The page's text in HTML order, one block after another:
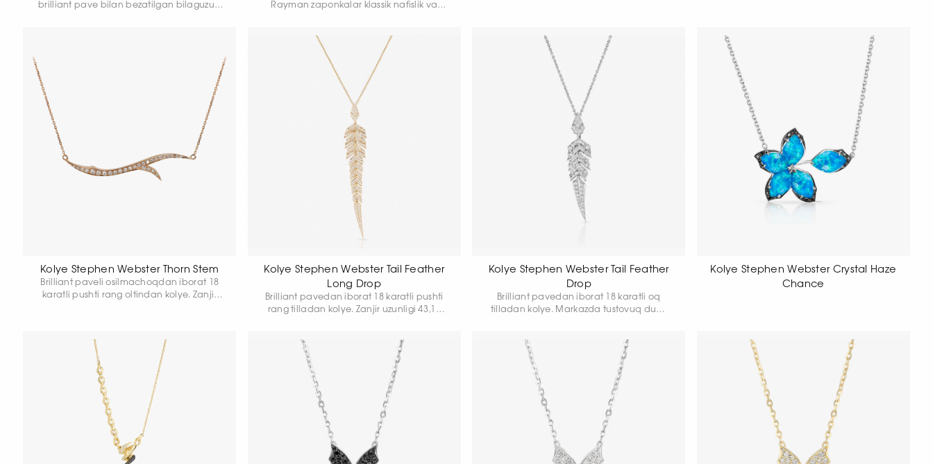
brilliant pave bilan bezatilgan bilaguzuk.
Rayman zaponkalar klassik nafislik va
buyumga muloyim mat yaltiroqqa ega
to‘yingan quyuq tus bag‘ishlaydi, qora
perlamutr qo‘shimchasi esa rang
chuqurligi, nafis yaltirash va aniq
kontrastni ta’kidlaydi.
Kolye Stephen Webster Thorn Stem
Brilliant paveli osilmachoqdan iborat 18
karatli pushti rang oltindan kolye. Zanjir
Kolye Stephen Webster Tail Feather
Long Drop
Brilliant pavedan iborat 18 karatli pushti
rang tilladan kolye. Zanjir uzunligi 43,18
Kolye Stephen Webster Tail Feather
Drop
Brilliant pavedan iborat 18 karatli oq
tilladan kolye. Markazda tustovuq dumi
Kulon uzunligi 40 mm, kulon kengligi 9,4
mm. Umumiy og'irligi 4,71 gr.
Kolye Stephen Webster Crystal Haze
Chance